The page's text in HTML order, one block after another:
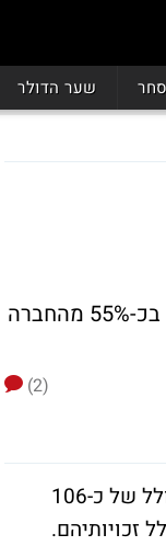
שער הדולר
יבואנית הרכב מגייסת באמצעות הנפקת זכויות; משפחת קרסו והמנכ"ל המחזיקים בכ-55% מהחברה
(2)
יבואנית הרכב קרסו מודיעה כי, בכוונתה לבצע הנפקת זכויות לבעלי המניות, בהיקף כולל של כ-106